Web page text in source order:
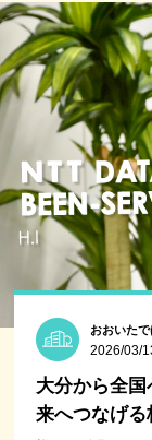
おおいたで
2026/03/
大分から全
来へつなげ